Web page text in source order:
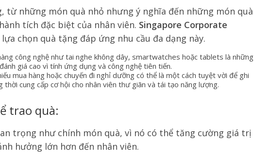
từ những món quà nhỏ nhưng ý nghĩa đến những món quà
tích đặc biệt của nhân viên. Singapore Corporate
chọn quà tặng đáp ứng nhu cầu đa dạng này.
công nghệ như tai nghe không dây, smartwatches hoặc tablets là những
giá cao vì tính ứng dụng và công nghệ tiên tiến.
mua hàng hoặc chuyến đi nghỉ dưỡng có thể là một cách tuyệt vời để ghi
thời cung cấp cơ hội cho nhân viên thư giãn và tái tạo năng lượng.
trao quà:
trọng như chính món quà, vì nó có thể tăng cường giá trị
hưởng lớn hơn đến nhân viên.